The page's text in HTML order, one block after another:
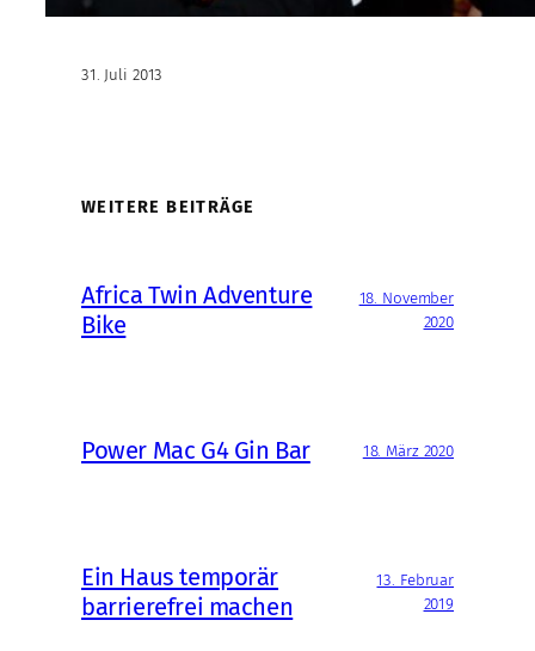
31. Juli 2013
WEITERE BEITRÄGE
Africa Twin Adventure
Bike
18. November
2020
Power Mac G4 Gin Bar 18. März 2020
Ein Haus temporär
barrierefrei machen
13. Februar
2019